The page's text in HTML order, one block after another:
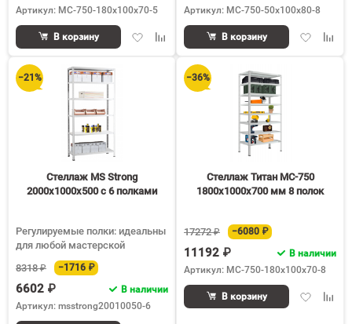
Артикул: МС-750-180х100х70-5
ДобавитьДобавить
сравнению
В корзину
Артикул: МС-750-50х100х80-8
Добавить
В корзину
−21%
Стеллаж MS Strong
2000х1000х500 c 6 полками
Регулируемые полки: идеальны
для любой мастерской
8318 ₽
−1716 ₽
6602 ₽
В наличии
Артикул: msstrong20010050-6
−36%
Стеллаж Титан МС-750
1800х1000х700 мм 8 полок
17272 ₽ −6080 ₽
11192 ₽
В наличии
Артикул: МС-750-180х100х70-8
Добавить
В корзину